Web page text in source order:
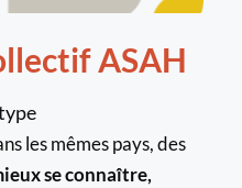
ASAH
les mêmes pays, des
se connaître,